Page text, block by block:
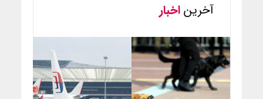
آخریناخبار